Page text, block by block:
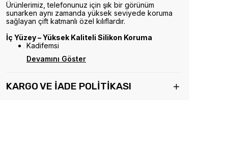
Ürünlerimiz, telefonunuz için şık bir görünüm
sunarken aynı zamanda yüksek seviyede koruma
sağlayan çift katmanlı özel kılıflardır.
İç Yüzey – Yüksek Kaliteli Silikon Koruma
Kadifemsi
Devamını Göster
KARGO VE İADE POLİTİKASI